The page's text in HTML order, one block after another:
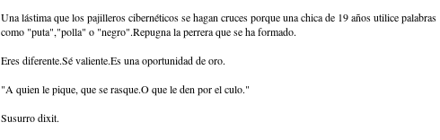
Una lástima que los pajilleros cibernéticos se hagan cruces porque una chica de 19 años utilice palabras
como "puta","polla" o "negro".Repugna la perrera que se ha formado.
Eres diferente.Sé valiente.Es una oportunidad de oro.
"A quien le pique, que se rasque.O que le den por el culo."
Susurro dixit.